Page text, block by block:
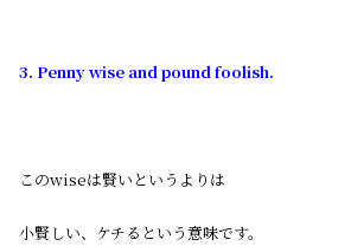
3. Penny wise and pound foolish.
このwiseは賢いというよりは
小賢しい、ケチるという意味です。